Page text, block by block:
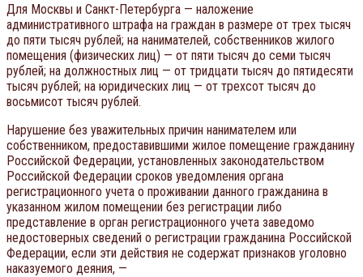
Для Москвы и Санкт-Петербурга — наложение
административного штрафа на граждан в размере от трех тысяч
до пяти тысяч рублей; на нанимателей, собственников жилого
помещения (физических лиц) — от пяти тысяч до семи тысяч
рублей; на должностных лиц — от тридцати тысяч до пятидесяти
тысяч рублей; на юридических лиц — от трехсот тысяч до
восьмисот тысяч рублей.
Нарушение без уважительных причин нанимателем или
собственником, предоставившими жилое помещение гражданину
Российской Федерации, установленных законодательством
Российской Федерации сроков уведомления органа
регистрационного учета о проживании данного гражданина в
указанном жилом помещении без регистрации либо
представление в орган регистрационного учета заведомо
недостоверных сведений о регистрации гражданина Российской
Федерации, если эти действия не содержат признаков уголовно
наказуемого деяния, —